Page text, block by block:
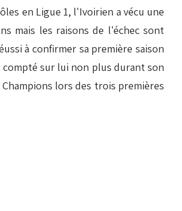
en Ligue 1, l'Ivoirien a vécu une
mais les raisons de l'échec sont
à confirmer sa première saison
compté sur lui non plus durant son
lors des trois premières